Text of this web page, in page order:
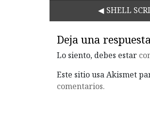
SHELL
Deja una
Lo siento, debes estar
Este sitio usa Akismet
comentarios.